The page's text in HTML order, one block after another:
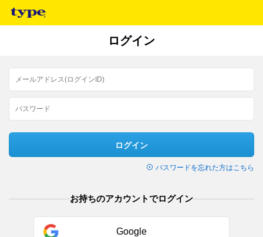
ログイン
ログイン
パスワードを忘れた方はこちら
お持ちのアカウントでログイン
Google